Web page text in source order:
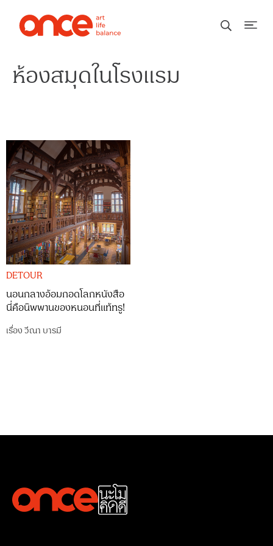
ห้องสมุดในโรงแรม
DETOUR
นอนกลางอ้อมกอดโลกหนังสือ
นี่คือนิพพานของหนอนที่แท้ทรู!
เรื่องวีณา บารมี